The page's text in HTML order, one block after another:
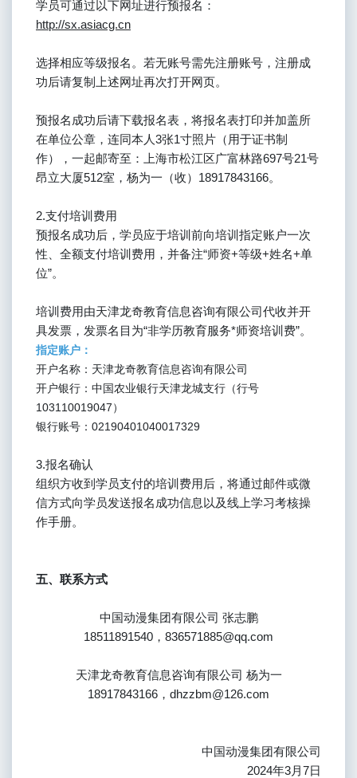
学员可通过以下网址进行预报名：
http://sx.asiacg.cn
选择相应等级报名。若无账号需先注册账号，注册成
功后请复制上述网址再次打开网页。
预报名成功后请下载报名表，将报名表打印并加盖所
在单位公章，连同本人3张1寸照片（用于证书制
作），一起邮寄至：上海市松江区广富林路697号21号
昂立大厦512室，杨为一（收）18917843166。
2.支付培训费用
预报名成功后，学员应于培训前向培训指定账户一次
性、全额支付培训费用，并备注“师资+等级+姓名+单
位”。
培训费用由天津龙奇教育信息咨询有限公司代收并开
具发票，发票名目为“非学历教育服务*师资培训费”。
指定账户：
开户名称：天津龙奇教育信息咨询有限公司
开户银行：中国农业银行天津龙城支行（行号
103110019047）
银行账号：02190401040017329
3.报名确认
组织方收到学员支付的培训费用后，将通过邮件或微
信方式向学员发送报名成功信息以及线上学习考核操
作手册。
五、联系方式
中国动漫集团有限公司 张志鹏
18511891540，836571885@qq.com
天津龙奇教育信息咨询有限公司 杨为一
18917843166，dhzzbm@126.com
中国动漫集团有限公司
2024年3月7日